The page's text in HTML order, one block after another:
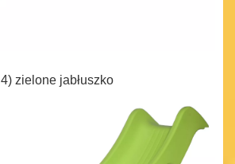
4) zielone jabłuszko